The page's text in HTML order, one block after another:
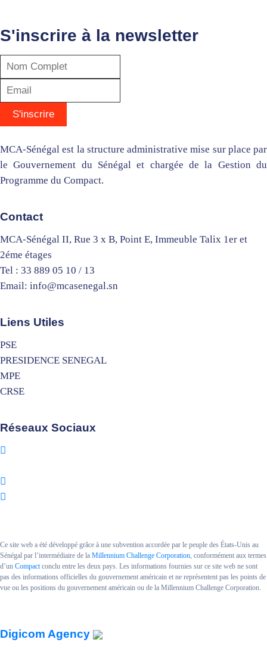
S'inscrire à la newsletter
MCA-Sénégal est la structure administrative mise sur place par
le Gouvernement du Sénégal et chargée de la Gestion du
Programme du Compact.
Contact
MCA-Sénégal II, Rue 3 x B, Point E, Immeuble Talix 1er et
2éme étages
Tel : 33 889 05 10 / 13
Email: info@mcasenegal.sn
Liens Utiles
PSE
PRESIDENCE SENEGAL
MPE
CRSE
Réseaux Sociaux
Ce site web a été développé grâce à une subvention accordée par le peuple des États-Unis au
Sénégal par l’intermédiaire de la Millennium Challenge Corporation , conformément aux termes
d’un Compact conclu entre les deux pays. Les informations fournies sur ce site web ne sont
pas des informations officielles du gouvernement américain et ne représentent pas les points de
vue ou les positions du gouvernement américain ou de la Millennium Challenge Corporation.
Digicom Agency